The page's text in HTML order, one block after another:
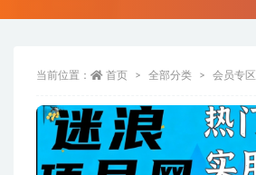
当前位置： 首页 全部分类 会员专区